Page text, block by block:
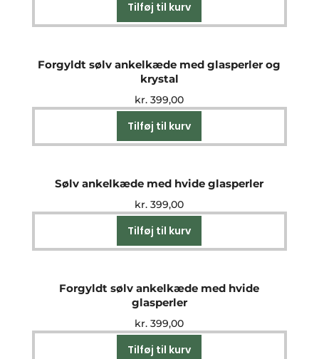
Tilføj til kurv
Forgyldt sølv ankelkæde med glasperler og
krystal
kr. 399,00
Tilføj til kurv
Sølv ankelkæde med hvide glasperler
kr. 399,00
Tilføj til kurv
Forgyldt sølv ankelkæde med hvide
glasperler
kr. 399,00
Tilføj til kurv